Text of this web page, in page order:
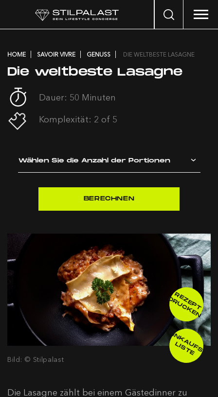
Search
HOME SAVOIR VIVRE GENUSS DIE WELTBESTE LASAGNE
Die weltbeste Lasagne
Dauer: 50 Minuten
Komplexität: 2 of 5
Wählen Sie die Anzahl der Portionen
Bild: © Stilpalast
R
E
Z
E
P
T
D
R
U
C
K
E
N
E
IN
K
A
U
F
S
-
L
IS
T
E
Die Lasagne zählt bei einem Gästedinner zu